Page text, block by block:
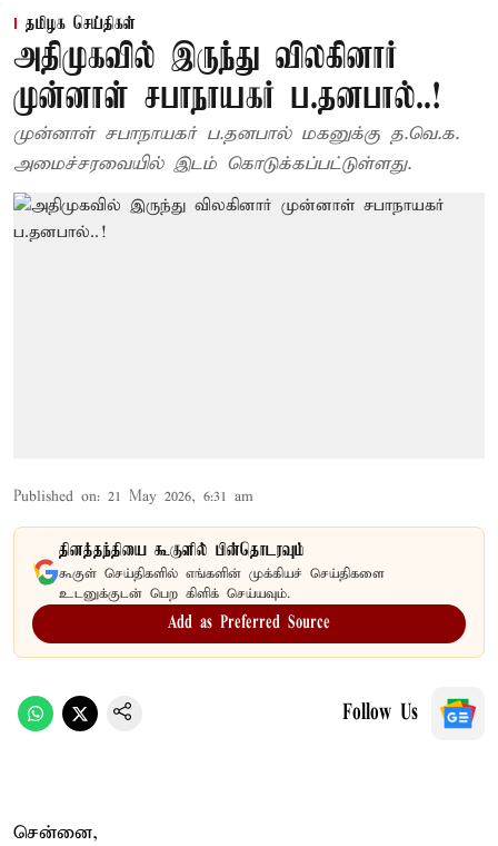
தமிழக செய்திகள்
அதிமுகவில் இருந்து விலகினார்
முன்னாள் சபாநாயகர் ப.தனபால்..!
முன்னாள் சபாநாயகர் ப.தனபால் மகனுக்கு த.வெ.க.
அமைச்சரவையில் இடம் கொடுக்கப்பட்டுள்ளது.
Published on: 21 May 2026, 6:31 am
தினத்தந்தியை கூகுளில் பின்தொடரவும்
கூகுள் செய்திகளில் எங்களின் முக்கியச் செய்திகளை
உடனுக்குடன் பெற கிளிக் செய்யவும்.
Add as Preferred Source
Follow Us
சென்னை,